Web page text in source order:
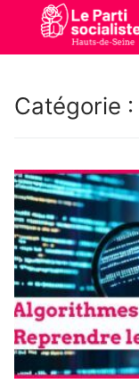
contenu
Catégorie :